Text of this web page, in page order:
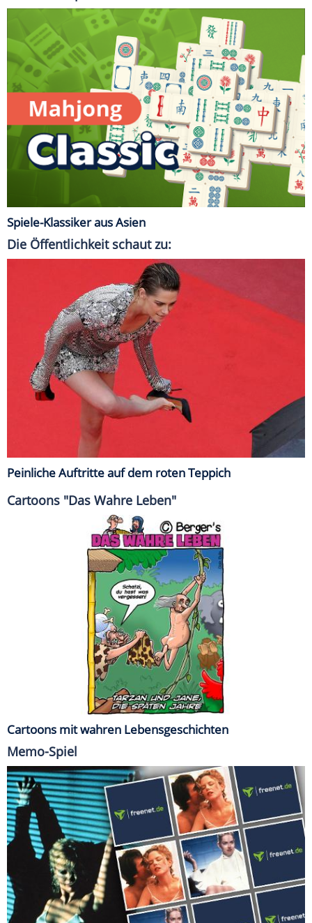
Spiele-Klassiker aus Asien
Die Öffentlichkeit schaut zu:
Peinliche Auftritte auf dem roten Teppich
Cartoons "Das Wahre Leben"
Cartoons mit wahren Lebensgeschichten
Memo-Spiel